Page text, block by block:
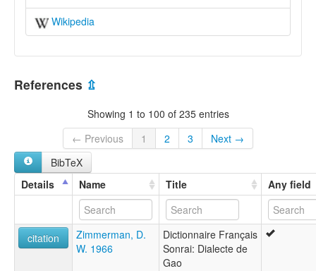
Wikipedia
References ⇫
Showing 1 to 100 of 235 entries
← Previous
1 2 3
Next →
BibTeX
Details
Name Title Any field
citation
Zimmerman, D.
W. 1966
Dictionnaire Français
Sonrai: Dialecte de
Gao